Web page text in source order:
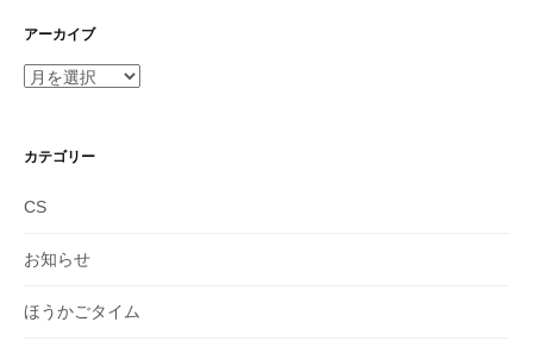
アーカイブ
ア
イ
カテゴリー
CS
お知らせ
ほうかごタイム